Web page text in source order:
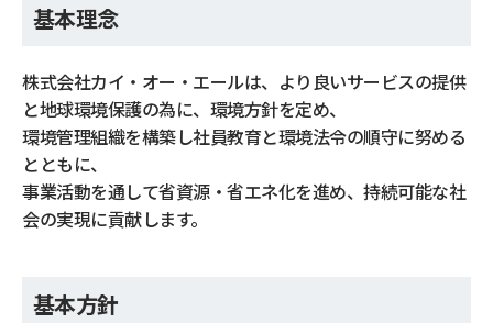
基本理念
株式会社カイ・オー・エールは、より良いサービスの提供
と地球環境保護の為に、環境方針を定め、
環境管理組織を構築し社員教育と環境法令の順守に努める
とともに、
事業活動を通して省資源・省エネ化を進め、持続可能な社
会の実現に貢献します。
基本方針